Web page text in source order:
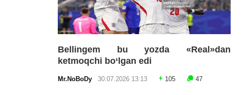
Bellingem bu yozda «Real»dan
ketmoqchi bo‘lgan edi
Mr.NoBoDy 30.07.2026 13:13 105 47